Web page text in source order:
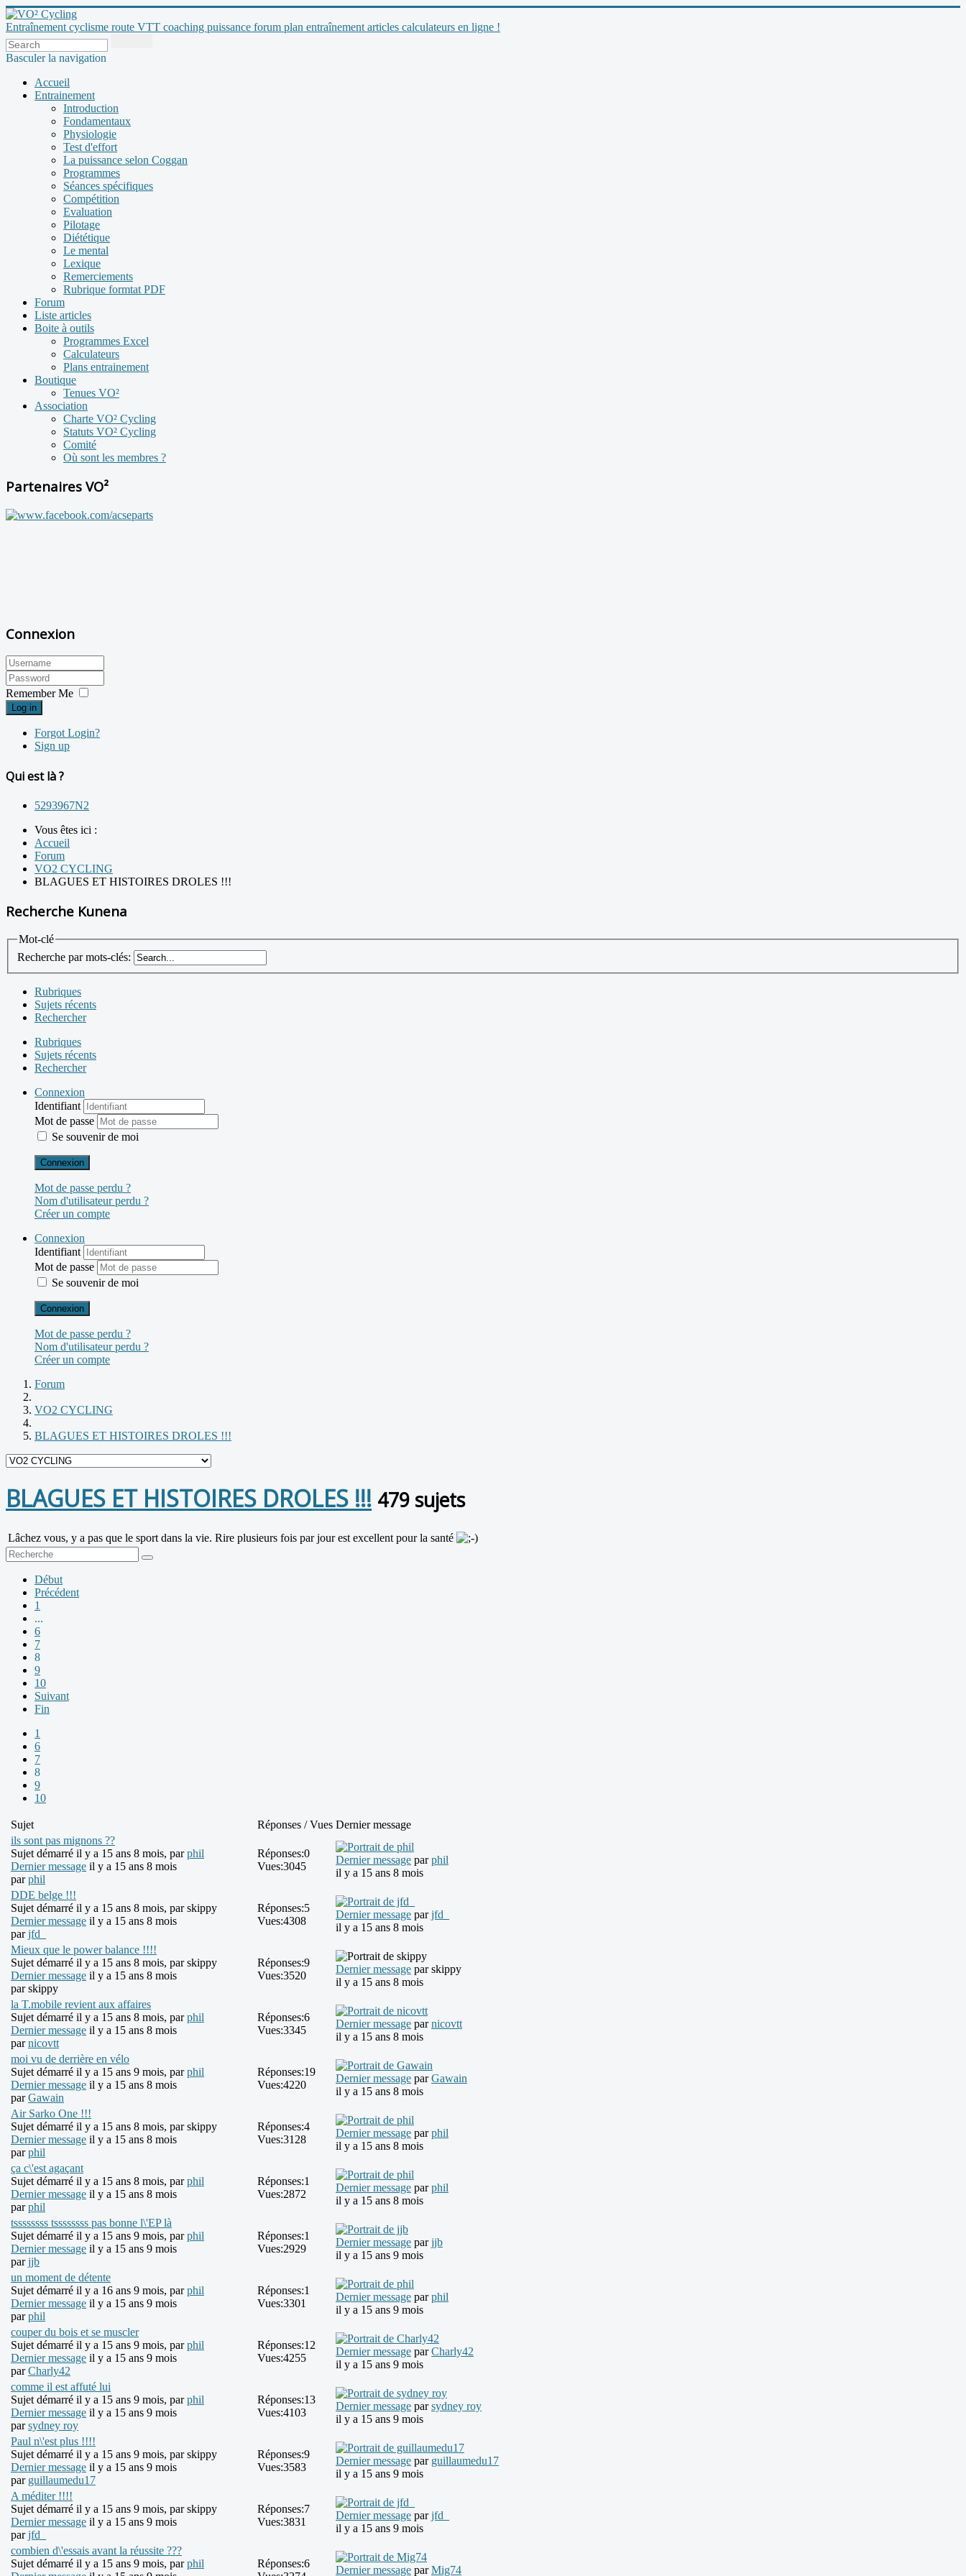
Entraînement cyclisme route VTT coaching puissance forum plan entraînement articles calculateurs en ligne !
Basculer la navigation
Accueil
Entrainement
Introduction
Fondamentaux
Physiologie
Test d'effort
La puissance selon Coggan
Programmes
Séances spécifiques
Compétition
Evaluation
Pilotage
Diététique
Le mental
Lexique
Remerciements
Rubrique formtat PDF
Forum
Liste articles
Boite à outils
Programmes Excel
Calculateurs
Plans entrainement
Boutique
Tenues VO²
Association
Charte VO² Cycling
Statuts VO² Cycling
Comité
Où sont les membres ?
Partenaires VO²
Connexion
Remember Me
Log in
Forgot Login?
Sign up
Qui est là ?
5293967N2
Vous êtes ici :
Accueil
Forum
VO2 CYCLING
BLAGUES ET HISTOIRES DROLES !!!
Recherche Kunena
Mot-clé
Recherche par mots-clés:
Rubriques
Sujets récents
Rechercher
Rubriques
Sujets récents
Rechercher
Connexion
Identifiant
Mot de passe
Se souvenir de moi
Connexion
Mot de passe perdu ?
Nom d'utilisateur perdu ?
Créer un compte
Connexion
Identifiant
Mot de passe
Se souvenir de moi
Connexion
Mot de passe perdu ?
Nom d'utilisateur perdu ?
Créer un compte
Forum
VO2 CYCLING
BLAGUES ET HISTOIRES DROLES !!!
BLAGUES ET HISTOIRES DROLES !!! 479 sujets
Lâchez vous, y a pas que le sport dans la vie. Rire plusieurs fois par jour est excellent pour la santé
Début
Précédent
1
...
6
7
8
9
10
Suivant
Fin
1
6
7
8
9
10
Sujet Réponses / Vues Dernier message
ils sont pas mignons ??
Sujet démarré il y a 15 ans 8 mois, parphil
Dernier message il y a 15 ans 8 mois
parphil
Réponses:0
Vues:3045
Dernier message parphil
il y a 15 ans 8 mois
DDE belge !!!
Sujet démarré il y a 15 ans 8 mois, parskippy
Dernier message il y a 15 ans 8 mois
parjfd_
Réponses:5
Vues:4308
Dernier message parjfd_
il y a 15 ans 8 mois
Mieux que le power balance !!!!
Sujet démarré il y a 15 ans 8 mois, parskippy
Dernier message il y a 15 ans 8 mois
parskippy
Réponses:9
Vues:3520
Dernier message parskippy
il y a 15 ans 8 mois
la T.mobile revient aux affaires
Sujet démarré il y a 15 ans 8 mois, parphil
Dernier message il y a 15 ans 8 mois
parnicovtt
Réponses:6
Vues:3345
Dernier message parnicovtt
il y a 15 ans 8 mois
moi vu de derrière en vélo
Sujet démarré il y a 15 ans 9 mois, parphil
Dernier message il y a 15 ans 8 mois
parGawain
Réponses:19
Vues:4220
Dernier message parGawain
il y a 15 ans 8 mois
Air Sarko One !!!
Sujet démarré il y a 15 ans 8 mois, parskippy
Dernier message il y a 15 ans 8 mois
parphil
Réponses:4
Vues:3128
Dernier message parphil
il y a 15 ans 8 mois
ça c\'est agaçant
Sujet démarré il y a 15 ans 8 mois, parphil
Dernier message il y a 15 ans 8 mois
parphil
Réponses:1
Vues:2872
Dernier message parphil
il y a 15 ans 8 mois
tssssssss tssssssss pas bonne l\'EP là
Sujet démarré il y a 15 ans 9 mois, parphil
Dernier message il y a 15 ans 9 mois
parjjb
Réponses:1
Vues:2929
Dernier message parjjb
il y a 15 ans 9 mois
un moment de détente
Sujet démarré il y a 16 ans 9 mois, parphil
Dernier message il y a 15 ans 9 mois
parphil
Réponses:1
Vues:3301
Dernier message parphil
il y a 15 ans 9 mois
couper du bois et se muscler
Sujet démarré il y a 15 ans 9 mois, parphil
Dernier message il y a 15 ans 9 mois
parCharly42
Réponses:12
Vues:4255
Dernier message parCharly42
il y a 15 ans 9 mois
comme il est affuté lui
Sujet démarré il y a 15 ans 9 mois, parphil
Dernier message il y a 15 ans 9 mois
parsydney roy
Réponses:13
Vues:4103
Dernier message parsydney roy
il y a 15 ans 9 mois
Paul n\'est plus !!!!
Sujet démarré il y a 15 ans 9 mois, parskippy
Dernier message il y a 15 ans 9 mois
par guillaumedu17
Réponses:9
Vues:3583
Dernier message par guillaumedu17
il y a 15 ans 9 mois
A méditer !!!!
Sujet démarré il y a 15 ans 9 mois, parskippy
Dernier message il y a 15 ans 9 mois
parjfd_
Réponses:7
Vues:3831
Dernier message parjfd_
il y a 15 ans 9 mois
combien d\'essais avant la réussite ???
Sujet démarré il y a 15 ans 9 mois, parphil
Réponses:6
Dernier message parMig74